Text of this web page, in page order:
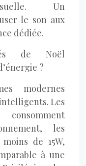
Un
le son aux
dédiée.
de Noël
?
modernes
Les
les
de 15W,
à une